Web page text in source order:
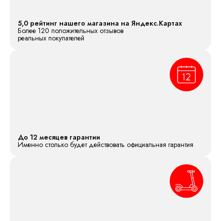
5,0 рейтинг нашего магазина на Яндекс.Картах
Более 120 положительных отзывов
реальных покупателей
До 12 месяцев гарантии
Именно столько будет действовать официальная гарантия